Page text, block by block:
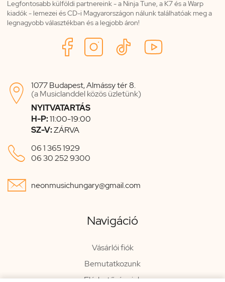
Legfontosabb külföldi partnereink - a Ninja Tune, a K7 és a Warp
kiadók - lemezei és CD-i Magyarországon nálunk találhatóak meg a
legnagyobb választékban és a legjobb áron!

1077 Budapest, Almássy tér 8.
(a Musiclanddel közös üzletünk)
NYITVATARTÁS
H-P:11:00-19:00
SZ-V:ZÁRVA
 06 1 365 1929
06 30 252 9300
 neonmusichungary@gmail.com
Navigáció
Vásárlói fiók
Bemutatkozunk
Elérhetőségeink